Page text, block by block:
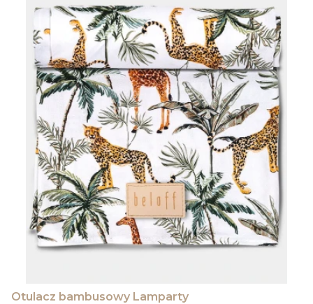
Otulacz bambusowy Lamparty